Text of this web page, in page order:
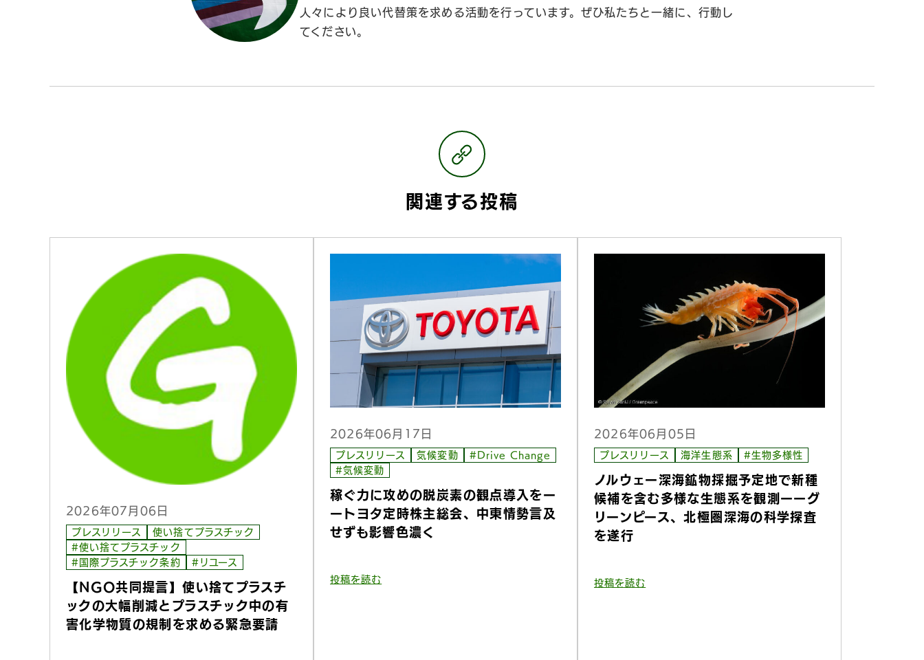
人々により良い代替策を求める活動を行っています。ぜひ私たちと一緒に、行動し
てください。
関連する投稿
2026年07月06日
プレスリリース
使い捨てプラスチック
#使い捨てプラスチック
#国際プラスチック条約
#リユース
【NGO共同提言】使い捨てプラスチ
ックの大幅削減とプラスチック中の有
害化学物質の規制を求める緊急要請
2026年06月17日
プレスリリース 気候変動
#Drive Change
#気候変動
稼ぐ力に攻めの脱炭素の観点導入をー
ートヨタ定時株主総会、中東情勢言及
せずも影響色濃く
投稿を読む
2026年06月05日
プレスリリース 海洋生態系 #生物多様性
ノルウェー深海鉱物採掘予定地で新種
候補を含む多様な生態系を観測ーーグ
リーンピース、北極圏深海の科学探査
を遂行
投稿を読む